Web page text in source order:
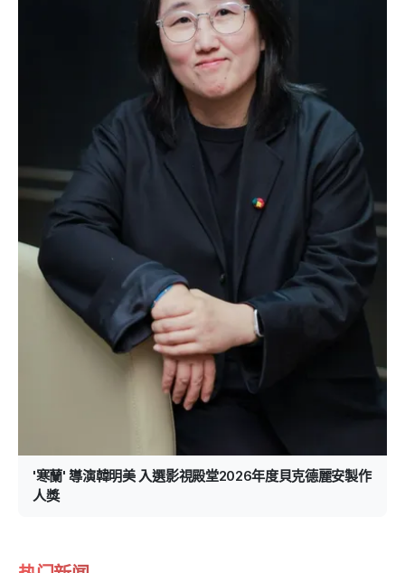
'寒蘭' 導演韓明美 入選影視殿堂2026年度貝克德麗安製作
人獎